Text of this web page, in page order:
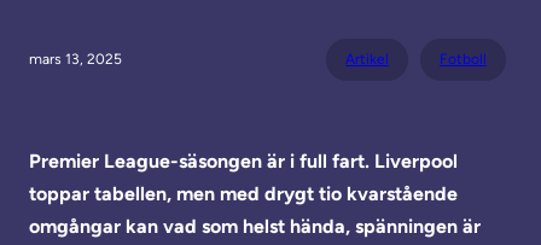
mars 13, 2025 Artikel Fotboll
Premier League-säsongen är i full fart. Liverpool
toppar tabellen, men med drygt tio kvarstående
omgångar kan vad som helst hända, spänningen är